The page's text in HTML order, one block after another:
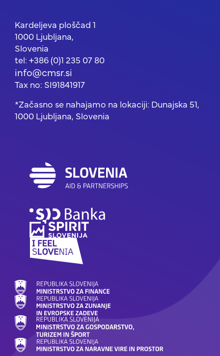
Kardeljeva ploščad 1
1000 Ljubljana,
Slovenia
tel: +386 (0)1 235 07 80
info@cmsr.si
Tax no: SI91841917
*Začasno se nahajamo na lokaciji: Dunajska 51,
1000 Ljubljana, Slovenia